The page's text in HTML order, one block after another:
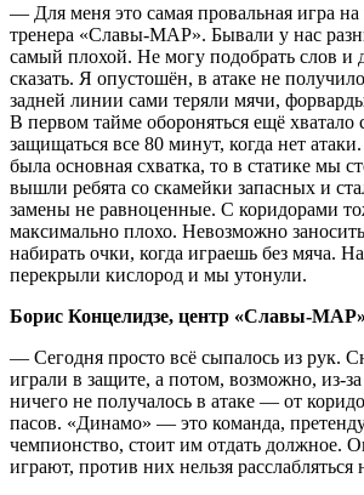
— Для меня это самая провальная игра на
тренера «Славы-МАР». Бывали у нас
самый плохой. Не могу подобрать слов и
сказать. Я опустошён, в атаке не
задней линии сами теряли мячи,
В первом тайме обороняться ещё
защищаться все 80 минут, когда нет
была основная схватка, то в статике мы
вышли ребята со скамейки запасных и
замены не равноценные. С коридорами
максимально плохо. Невозможно
набирать очки, когда играешь без мяча.
перекрыли кислород и мы утонули.
Борис Концелидзе, центр «Славы-
— Сегодня просто всё сыпалось из рук.
играли в защите, а потом, возможно, из-за
ничего не получалось в атаке — от
пасов. «Динамо» — это команда,
чемпионство, стоит им отдать должное.
играют, против них нельзя